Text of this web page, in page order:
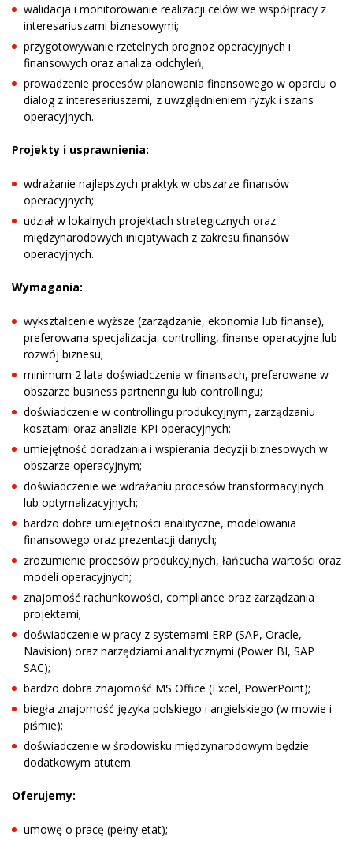
walidacja i monitorowanie realizacji celów we współpracy z
interesariuszami biznesowymi;
przygotowywanie rzetelnych prognoz operacyjnych i
finansowych oraz analiza odchyleń;
prowadzenie procesów planowania finansowego w oparciu o
dialog z interesariuszami, z uwzględnieniem ryzyk i szans
operacyjnych.
Projekty i usprawnienia:
wdrażanie najlepszych praktyk w obszarze finansów
operacyjnych;
udział w lokalnych projektach strategicznych oraz
międzynarodowych inicjatywach z zakresu finansów
operacyjnych.
Wymagania:
wykształcenie wyższe (zarządzanie, ekonomia lub finanse),
preferowana specjalizacja: controlling, finanse operacyjne lub
rozwój biznesu;
minimum 2 lata doświadczenia w finansach, preferowane w
obszarze business partneringu lub controllingu;
doświadczenie w controllingu produkcyjnym, zarządzaniu
kosztami oraz analizie KPI operacyjnych;
umiejętność doradzania i wspierania decyzji biznesowych w
obszarze operacyjnym;
doświadczenie we wdrażaniu procesów transformacyjnych
lub optymalizacyjnych;
bardzo dobre umiejętności analityczne, modelowania
finansowego oraz prezentacji danych;
zrozumienie procesów produkcyjnych, łańcucha wartości oraz
modeli operacyjnych;
znajomość rachunkowości, compliance oraz zarządzania
projektami;
doświadczenie w pracy z systemami ERP (SAP, Oracle,
Navision) oraz narzędziami analitycznymi (Power BI, SAP
SAC);
bardzo dobra znajomość MS Office (Excel, PowerPoint);
biegła znajomość języka polskiego i angielskiego (w mowie i
piśmie);
doświadczenie w środowisku międzynarodowym będzie
dodatkowym atutem.
Oferujemy:
umowę o pracę (pełny etat);